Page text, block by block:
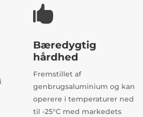

Bæredygtig
hårdhed
Fremstillet af
genbrugsaluminium og kan
operere i temperaturer ned
til -25°C med markedets